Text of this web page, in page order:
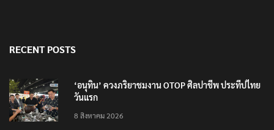
RECENT POSTS
‘อนุทิน’ ควงภริยาชมงาน OTOP ศิลปาชีพ ประทีปไทย
วันแรก
8 สิงหาคม 2026